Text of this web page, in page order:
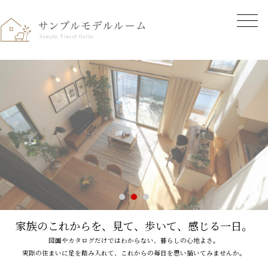
家族のこれからを、 見て、歩いて、感じる一日。
図面やカタログだけではわからない、暮らしの心地よさ。
実際の住まいに足を踏み入れて、これからの毎日を思い描いてみませんか。